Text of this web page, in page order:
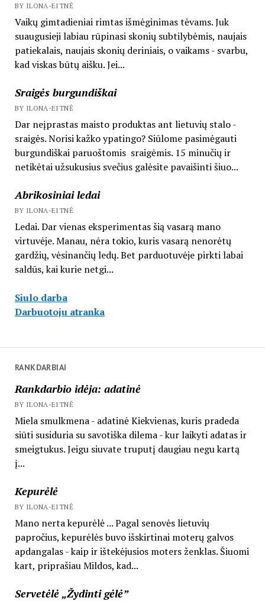
BY ILONA-EITNĖ
Vaikų gimtadieniai rimtas išmėginimas tėvams. Juk
suaugusieji labiau rūpinasi skonių subtilybėmis, naujais
patiekalais, naujais skonių deriniais, o vaikams - svarbu,
kad viskas būtų aišku. Jei...
Sraigės burgundiškai
BY ILONA-EITNĖ
Dar neįprastas maisto produktas ant lietuvių stalo -
sraigės. Norisi kažko ypatingo? Siūlome pasimėgauti
burgundiškai paruoštomis sraigėmis. 15 minučių ir
netikėtai užsukusius svečius galėsite pavaišinti šiuo...
Abrikosiniai ledai
BY ILONA-EITNĖ
Ledai. Dar vienas eksperimentas šią vasarą mano
virtuvėje. Manau, nėra tokio, kuris vasarą nenorėtų
gardžių, vėsinančių ledų. Bet parduotuvėje pirkti labai
saldūs, kai kurie netgi...
Siulo darba
Darbuotoju atranka
RANKDARBIAI
Rankdarbio idėja: adatinė
BY ILONA-EITNĖ
Miela smulkmena - adatinė Kiekvienas, kuris pradeda
siūti susiduria su savotiška dilema - kur laikyti adatas ir
smeigtukus. Jeigu siuvate truputį daugiau negu kartą
į...
Kepurėlė
BY ILONA-EITNĖ
Mano nerta kepurėlė ... Pagal senovės lietuvių
papročius, kepurėlės buvo išskirtinai moterų galvos
apdangalas - kaip ir ištekėjusios moters ženklas. Šiuomi
kart, priprašiau Mildos, kad...
Servetėlė „Žydinti gėlė”